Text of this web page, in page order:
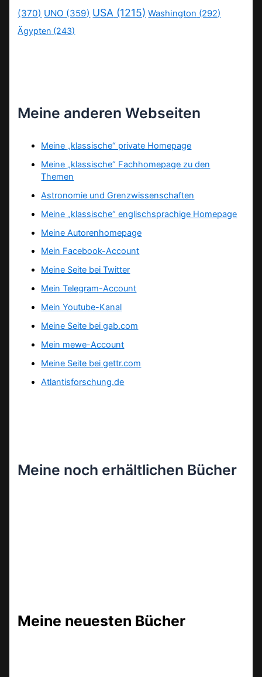
(370) UNO (359) USA (1215) Washington (292)
Ägypten (243)
Meine anderen Webseiten
Meine „klassische“ private Homepage
Meine „klassische“ Fachhomepage zu den
Themen
Astronomie und Grenzwissenschaften
Meine „klassische“ englischsprachige Homepage
Meine Autorenhomepage
Mein Facebook-Account
Meine Seite bei Twitter
Mein Telegram-Account
Mein Youtube-Kanal
Meine Seite bei gab.com
Mein mewe-Account
Meine Seite bei gettr.com
Atlantisforschung.de
Meine noch erhältlichen Bücher
Meine neuesten Bücher